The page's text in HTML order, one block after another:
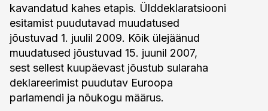
kavandatud kahes etapis. Ülddeklaratsiooni
esitamist puudutavad muudatused
jõustuvad 1. juulil 2009. Kõik ülejäänud
muudatused jõustuvad 15. juunil 2007,
sest sellest kuupäevast jõustub sularaha
deklareerimist puudutav Euroopa
parlamendi ja nõukogu määrus.